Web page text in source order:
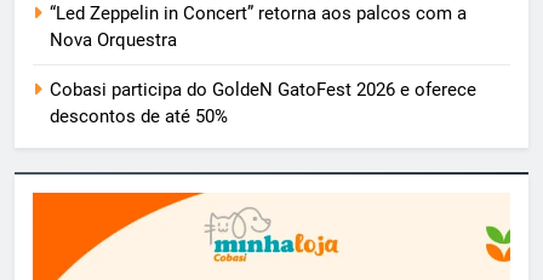
“Led Zeppelin in Concert” retorna aos palcos com a
Nova Orquestra
Cobasi participa do GoldeN GatoFest 2026 e oferece
descontos de até 50%